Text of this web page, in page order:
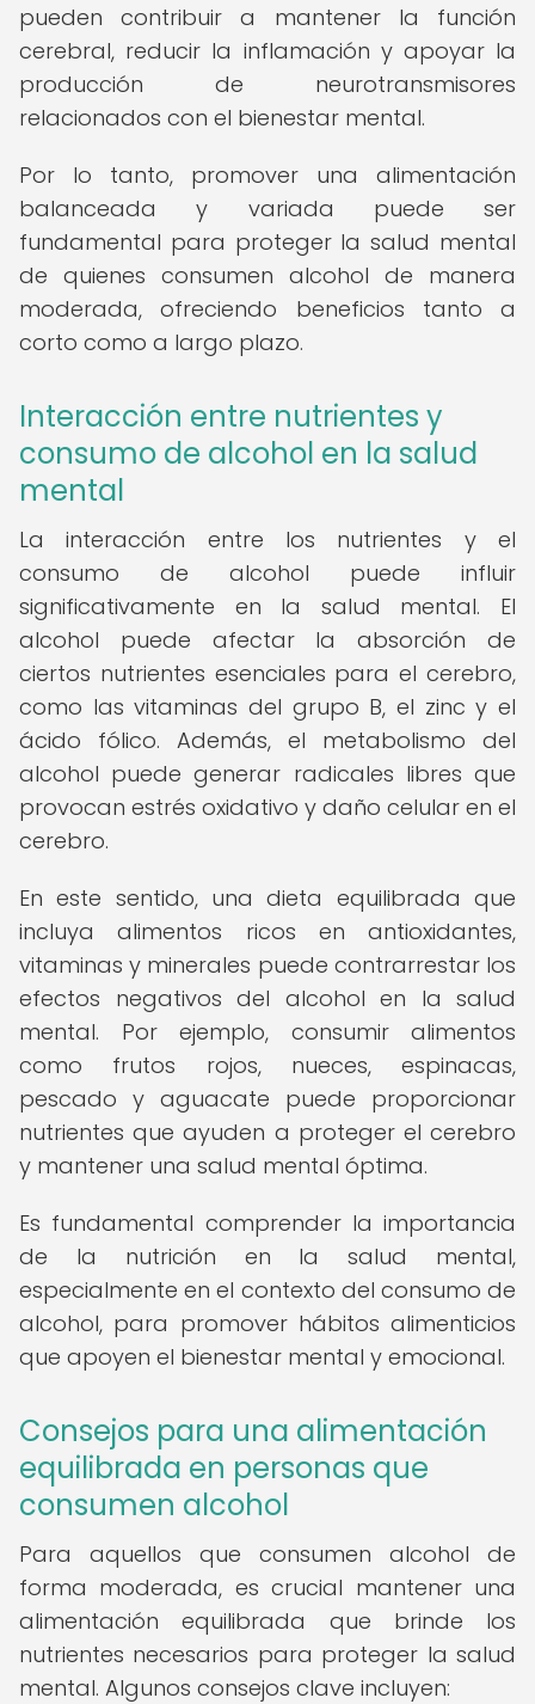
pueden contribuir a mantener la función
cerebral, reducir la inflamación y apoyar la
producción de neurotransmisores
relacionados con el bienestar mental.
Por lo tanto, promover una alimentación
balanceada y variada puede ser
fundamental para proteger la salud mental
de quienes consumen alcohol de manera
moderada, ofreciendo beneficios tanto a
corto como a largo plazo.
Interacción entre nutrientes y
consumo de alcohol en la salud
mental
La interacción entre los nutrientes y el
consumo de alcohol puede influir
significativamente en la salud mental. El
alcohol puede afectar la absorción de
ciertos nutrientes esenciales para el cerebro,
como las vitaminas del grupo B, el zinc y el
ácido fólico. Además, el metabolismo del
alcohol puede generar radicales libres que
provocan estrés oxidativo y daño celular en el
cerebro.
En este sentido, una dieta equilibrada que
incluya alimentos ricos en antioxidantes,
vitaminas y minerales puede contrarrestar los
efectos negativos del alcohol en la salud
mental. Por ejemplo, consumir alimentos
como frutos rojos, nueces, espinacas,
pescado y aguacate puede proporcionar
nutrientes que ayuden a proteger el cerebro
y mantener una salud mental óptima.
Es fundamental comprender la importancia
de la nutrición en la salud mental,
especialmente en el contexto del consumo de
alcohol, para promover hábitos alimenticios
que apoyen el bienestar mental y emocional.
Consejos para una alimentación
equilibrada en personas que
consumen alcohol
Para aquellos que consumen alcohol de
forma moderada, es crucial mantener una
alimentación equilibrada que brinde los
nutrientes necesarios para proteger la salud
mental. Algunos consejos clave incluyen: